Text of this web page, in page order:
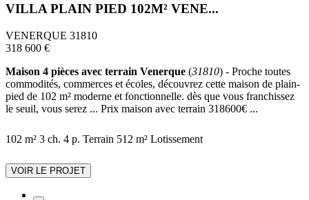
VILLA PLAIN PIED 102M² VENE...
VENERQUE 31810
318 600 €
Maison 4 pièces avec terrain Venerque (31810) - Proche toutes
commodités, commerces et écoles, découvrez cette maison de plain-
pied de 102 m² moderne et fonctionnelle. dès que vous franchissez
le seuil, vous serez ... Prix maison avec terrain 318600€ ...
102 m² 3 ch. 4 p. Terrain 512 m² Lotissement
VOIR LE PROJET